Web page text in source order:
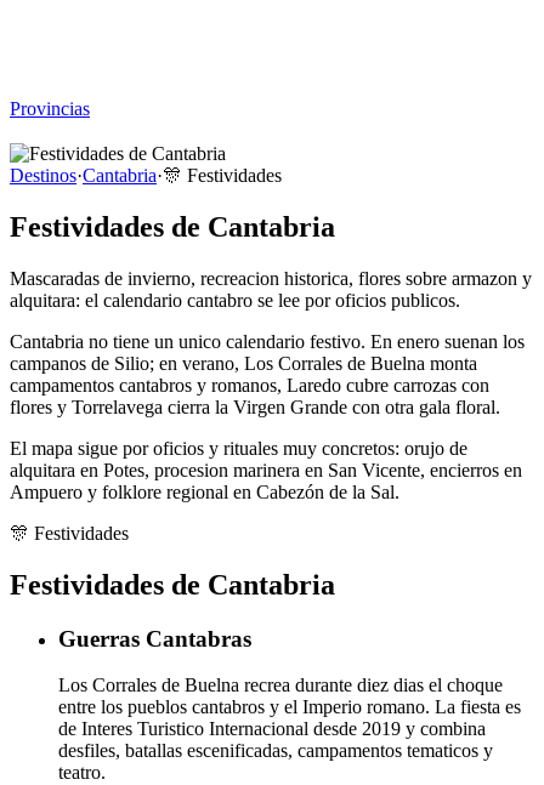
Provincias
Destinos·Cantabria·🎊 Festividades
Festividades de Cantabria
Mascaradas de invierno, recreacion historica, flores sobre armazon y
alquitara: el calendario cantabro se lee por oficios publicos.
Cantabria no tiene un unico calendario festivo. En enero suenan los
campanos de Silio; en verano, Los Corrales de Buelna monta
campamentos cantabros y romanos, Laredo cubre carrozas con
flores y Torrelavega cierra la Virgen Grande con otra gala floral.
El mapa sigue por oficios y rituales muy concretos: orujo de
alquitara en Potes, procesion marinera en San Vicente, encierros en
Ampuero y folklore regional en Cabezón de la Sal.
🎊 Festividades
Festividades de Cantabria
Guerras Cantabras
Los Corrales de Buelna recrea durante diez dias el choque
entre los pueblos cantabros y el Imperio romano. La fiesta es
de Interes Turistico Internacional desde 2019 y combina
desfiles, batallas escenificadas, campamentos tematicos y
teatro.